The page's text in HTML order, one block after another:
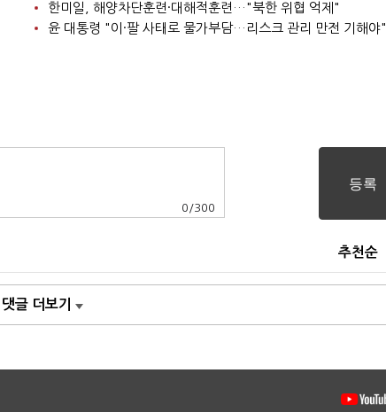
한미일, 해양차단훈련·대해적훈련…"북한 위협 억제"
윤 대통령 "이·팔 사태로 물가부담…리스크 관리 만전 기해야"
0 /300
추천순
댓글 더보기